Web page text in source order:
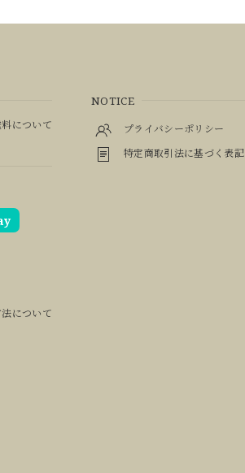
について
について
NOTICE
プライバシーポリシー
特定商取引法に基づく表記